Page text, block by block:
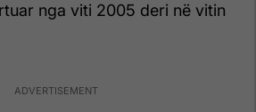
nga viti 2005 deri në vitin